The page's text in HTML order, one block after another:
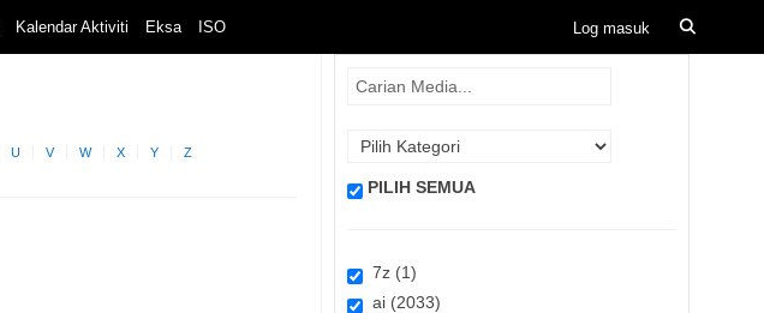
Kalendar Aktiviti Eksa ISO
U V W X Y Z
PILIH SEMUA
7z (1)
ai (2033)